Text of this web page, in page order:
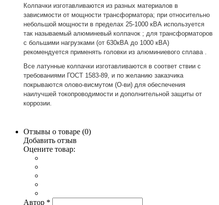
Колпачки изготавливаются из разных материалов в
зависимости от мощности трансформатора; при относительно
небольшой мощности в пределах 25-1000 кВА используется
так называемый алюминевый колпачок ; для трансформаторов
с большими нагрузками (от 630кВА до 1000 кВА)
рекомендуется применять головки из алюминиевого сплава .
Все латунные колпачки изготавливаются в соответ ствии с
требованиями ГОСТ 1583-89, и по желанию заказчика
покрываются олово-висмутом (О-ви) для обеспечения
наилучшей токопроводимости и дополнительной защиты от
коррозии.
Отзывы о товаре (0)
Добавить отзыв
Оцените товар:
Автор *